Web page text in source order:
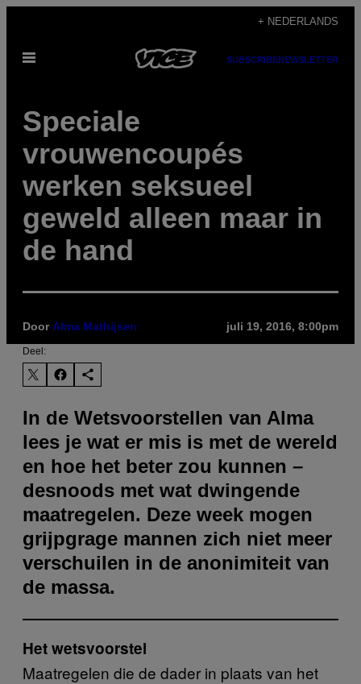
de
+ NEDERLANDS
Open
SUBSCRIBENEWSLETTER
Speciale
vrouwencoupés
werken seksueel
geweld alleen maar in
de hand
Door Alma Mathijsen juli 19, 2016, 8:00pm
Deel:
In de Wetsvoorstellen van Alma
lees je wat er mis is met de wereld
en hoe het beter zou kunnen –
desnoods met wat dwingende
maatregelen. Deze week mogen
grijpgrage mannen zich niet meer
verschuilen in de anonimiteit van
de massa.
Het wetsvoorstel
Maatregelen die de dader in plaats van het